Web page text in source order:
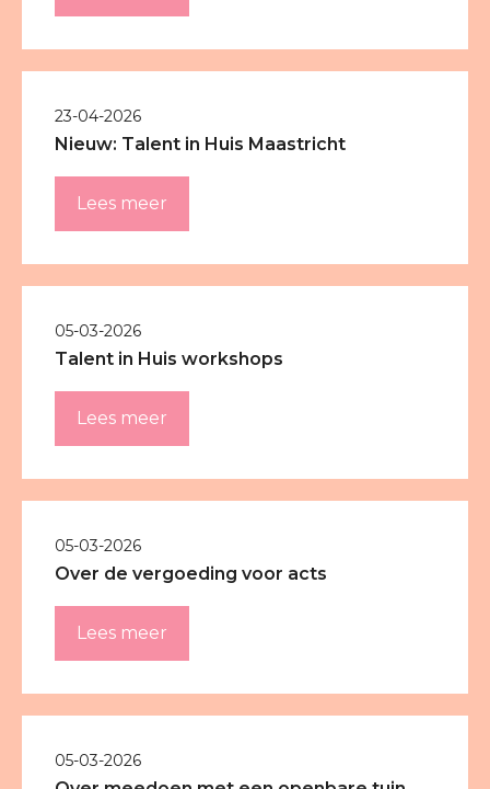
23-04-2026
Nieuw: Talent in Huis Maastricht
Lees meer
05-03-2026
Talent in Huis workshops
Lees meer
05-03-2026
Over de vergoeding voor acts
Lees meer
05-03-2026